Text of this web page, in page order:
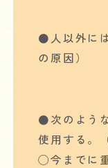
●人以外に
の原因）
●次のよう
使用する。
◯今までに